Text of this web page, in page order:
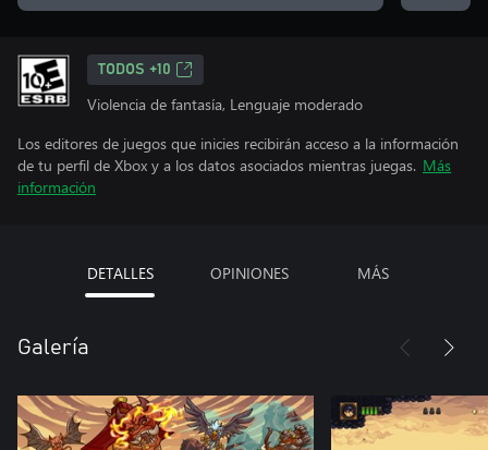
TODOS +10
Violencia de fantasía, Lenguaje moderado
Los editores de juegos que inicies recibirán acceso a la información
de tu perfil de Xbox y a los datos asociados mientras juegas. Más
información
DETALLES OPINIONES MÁS
Galería